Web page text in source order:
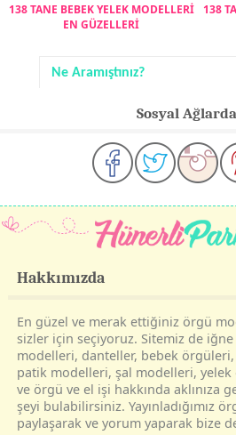
138 TANE BEBEK YELEK MODELLERİ
EN GÜZELLERİ
138
Sosyal
Hakkımızda
En güzel ve merak ettiğiniz örgü
sizler için seçiyoruz. Sitemiz de
modelleri, danteller, bebek
patik modelleri, şal modelleri,
ve örgü ve el işi hakkında aklınıza
şeyi bulabilirsiniz. Yayınladığımız
paylaşarak ve yorum yaparak bize